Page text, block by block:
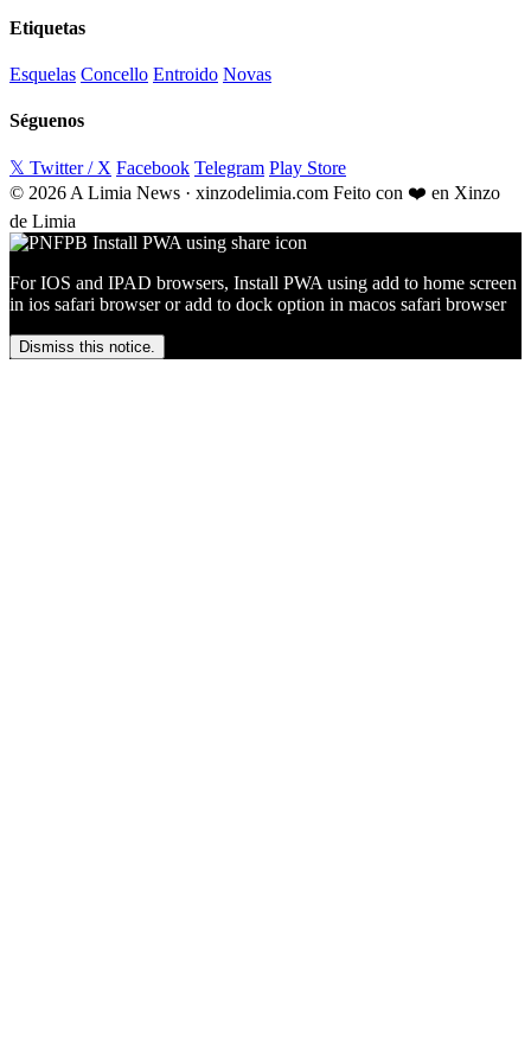
Etiquetas
Esquelas Concello Entroido Novas
Séguenos
𝕏 Twitter / X Facebook Telegram Play Store
© 2026 A Limia News · xinzodelimia.com Feito con ❤️ en Xinzo
de Limia
For IOS and IPAD browsers, Install PWA using add to home screen
in ios safari browser or add to dock option in macos safari browser
Dismiss this notice.